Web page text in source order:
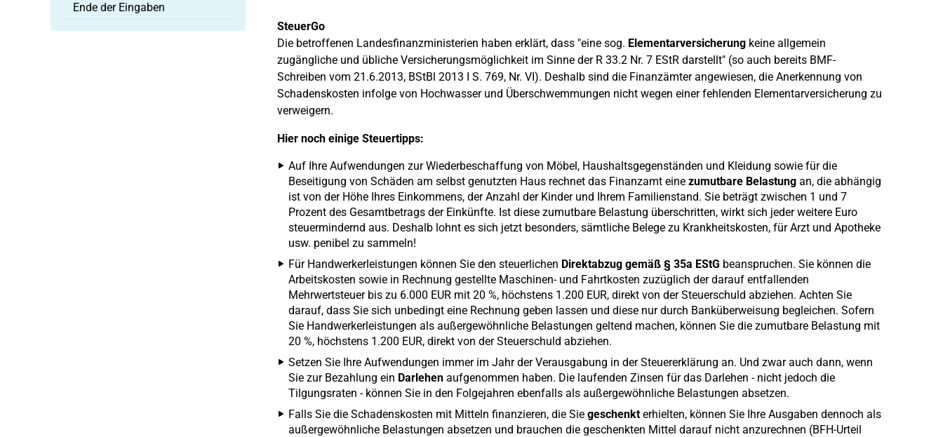
SteuerGo
Die betroffenen Landesfinanzministerien haben erklärt, dass "eine sog. Elementarversicherungkeine allgemein
zugängliche und übliche Versicherungsmöglichkeit im Sinne der R 33.2 Nr. 7 EStR darstellt" (so auch bereits BMF-
Schreiben vom 21.6.2013, BStBl 2013 I S. 769, Nr. VI). Deshalb sind die Finanzämter angewiesen, die Anerkennung von
Schadenskosten infolge von Hochwasser und Überschwemmungen nicht wegen einer fehlenden Elementarversicherung zu
verweigern.
Hier noch einige Steuertipps:
Auf Ihre Aufwendungen zur Wiederbeschaffung von Möbel, Haushaltsgegenständen und Kleidung sowie für die
Beseitigung von Schäden am selbst genutzten Haus rechnet das Finanzamt eine zumutbare Belastungan, die abhängig
ist von der Höhe Ihres Einkommens, der Anzahl der Kinder und Ihrem Familienstand. Sie beträgt zwischen 1 und 7
Prozent des Gesamtbetrags der Einkünfte. Ist diese zumutbare Belastung überschritten, wirkt sich jeder weitere Euro
steuermindernd aus. Deshalb lohnt es sich jetzt besonders, sämtliche Belege zu Krankheitskosten, für Arzt und Apotheke
usw. penibel zu sammeln!
Für Handwerkerleistungen können Sie den steuerlichen Direktabzug gemäß § 35a EStG beanspruchen. Sie können die
Arbeitskosten sowie in Rechnung gestellte Maschinen- und Fahrtkosten zuzüglich der darauf entfallenden
Mehrwertsteuer bis zu 6.000 EUR mit 20 %, höchstens 1.200 EUR, direkt von der Steuerschuld abziehen. Achten Sie
darauf, dass Sie sich unbedingt eine Rechnung geben lassen und diese nur durch Banküberweisung begleichen. Sofern
Sie Handwerkerleistungen als außergewöhnliche Belastungen geltend machen, können Sie die zumutbare Belastung mit
20 %, höchstens 1.200 EUR, direkt von der Steuerschuld abziehen.
Setzen Sie Ihre Aufwendungen immer im Jahr der Verausgabung in der Steuererklärung an. Und zwar auch dann, wenn
Sie zur Bezahlung ein Darlehenaufgenommen haben. Die laufenden Zinsen für das Darlehen - nicht jedoch die
Tilgungsraten - können Sie in den Folgejahren ebenfalls als außergewöhnliche Belastungen absetzen.
Falls Sie die Schadenskosten mit Mitteln finanzieren, die Sie geschenkterhielten, können Sie Ihre Ausgaben dennoch als
außergewöhnliche Belastungen absetzen und brauchen die geschenkten Mittel darauf nicht anzurechnen (BFH-Urteil
Ende der Eingaben